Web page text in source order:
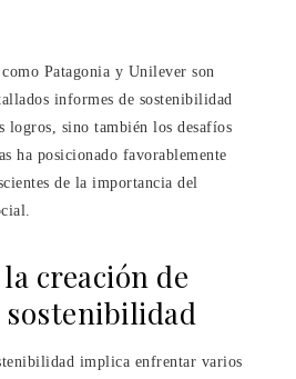
Patagonia y Unilever son
informes de sostenibilidad
logros, sino también los desafíos
ha posicionado favorablemente
de la importancia del
creación de
implica enfrentar varios